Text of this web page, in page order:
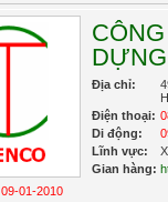
09-01-2010
Địa chỉ:
Điện thoại:
Di động:
Lĩnh vực:
Gian hàng: